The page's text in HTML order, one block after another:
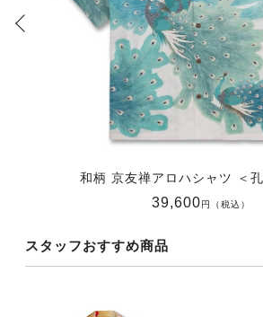
和柄 京友禅アロハシャツ ＜
39,600円（税込）
スタッフおすすめ商品